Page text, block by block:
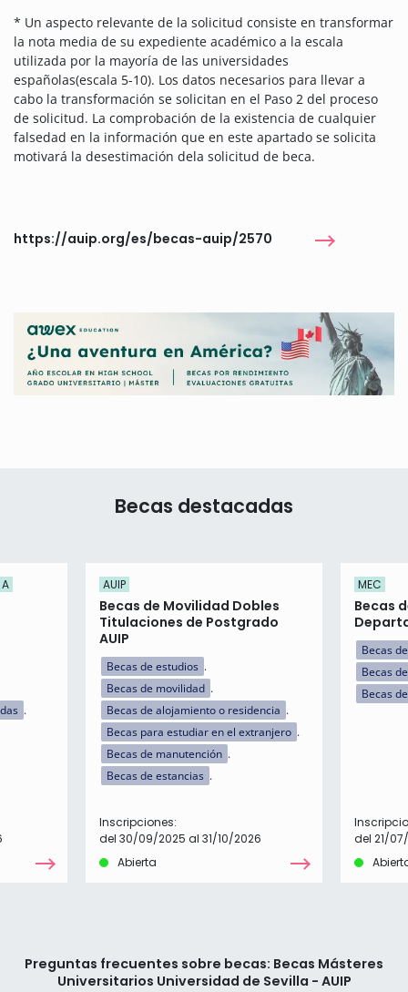
* Un aspecto relevante de la solicitud consiste en transformar
la nota media de su expediente académico a la escala
utilizada por la mayoría de las universidades
españolas(escala 5-10). Los datos necesarios para llevar a
cabo la transformación se solicitan en el Paso 2 del proceso
de solicitud. La comprobación de la existencia de cualquier
falsedad en la información que en este apartado se solicita
motivará la desestimación dela solicitud de beca.
https://auip.org/es/becas-auip/2570
Becas destacadas
AUIP
Becas de Movilidad Dobles
Titulaciones de Postgrado
AUIP
Becas de estudios
Becas de movilidad
Becas de alojamiento o residencia
Becas para estudiar en el extranjero
Becas de manutención
Becas de estancias
Inscripciones:
del 30/09/2025 al 31/10/2026
Abierta
MEC
Becas
Becas
Becas
Becas
del 21/
Preguntas frecuentes sobre becas: Becas Másteres
Universitarios Universidad de Sevilla - AUIP